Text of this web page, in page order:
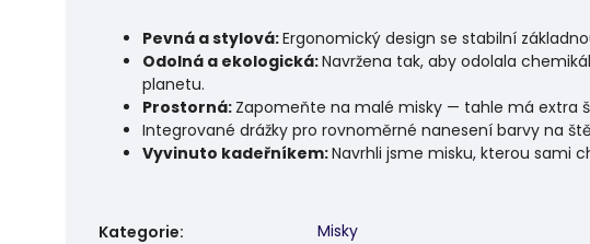
Pevná a stylová:Ergonomický design se stabilní
Odolná a ekologická:Navržena tak, aby odolala
planetu.
Prostorná: Zapomeňte na malé misky — tahle má extra
Integrované drážky pro rovnoměrné nanesení barvy na
Vyvinuto kadeřníkem:Navrhli jsme misku, kterou sami
Kategorie:
Misky